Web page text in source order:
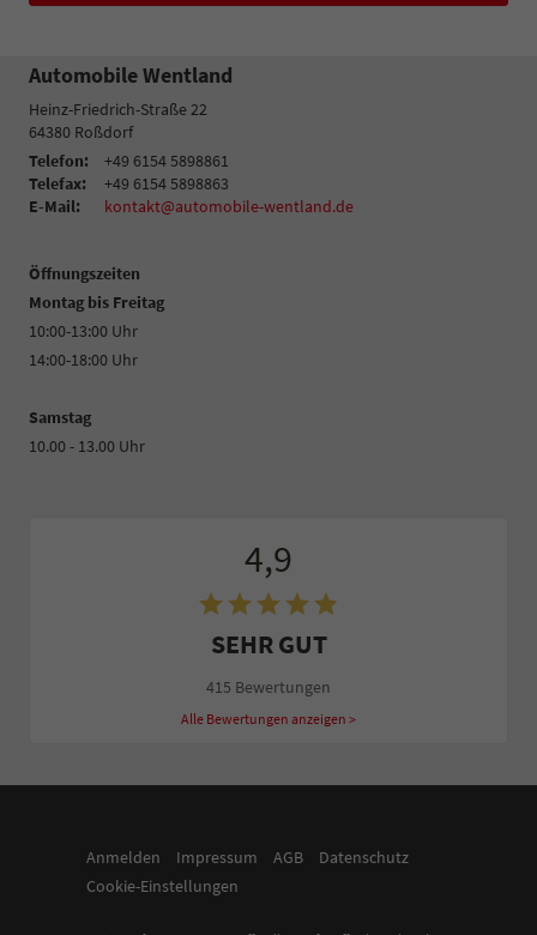
Automobile Wentland
Heinz-Friedrich-Straße 22
64380 Roßdorf
Telefon:
+49 6154 5898861
Telefax:
+49 6154 5898863
E-Mail:
kontakt@automobile-wentland.de
Öffnungszeiten
Montag bis Freitag
10:00-13:00 Uhr
14:00-18:00 Uhr
Samstag
10.00 - 13.00 Uhr
4,9
SEHR GUT
415 Bewertungen
Alle Bewertungen anzeigen >
Anmelden Impressum AGB
Datenschutz
Cookie-Einstellungen